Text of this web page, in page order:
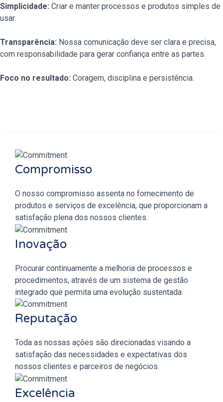
Simplicidade: Criar e manter processos e produtos simples de
usar.
Transparência: Nossa comunicação deve ser clara e precisa,
com responsabilidade para gerar confiança entre as partes.
Foco no resultado: Coragem, disciplina e persistência.
Compromisso
O nosso compromisso assenta no fornecimento de
produtos e serviços de excelência, que proporcionam a
satisfação plena dos nossos clientes.
Inovação
Procurar continuamente a melhoria de processos e
procedimentos, através de um sistema de gestão
integrado que permita uma evolução sustentada.
Reputação
Toda as nossas ações são direcionadas visando a
satisfação das necessidades e expectativas dos
nossos clientes e parceiros de negócios.
Excelência